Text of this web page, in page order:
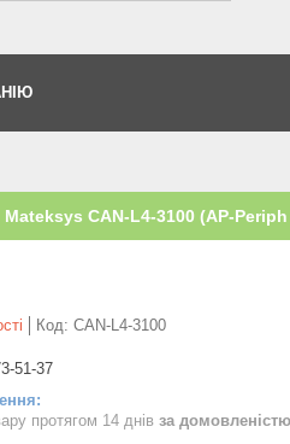
Mateksys CAN-L4-3100 (AP-Periph
Код: CAN-L4-3100
51-37
протягом 14 днів за домовленістю